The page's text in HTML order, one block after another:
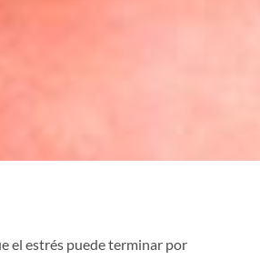
el estrés puede terminar por